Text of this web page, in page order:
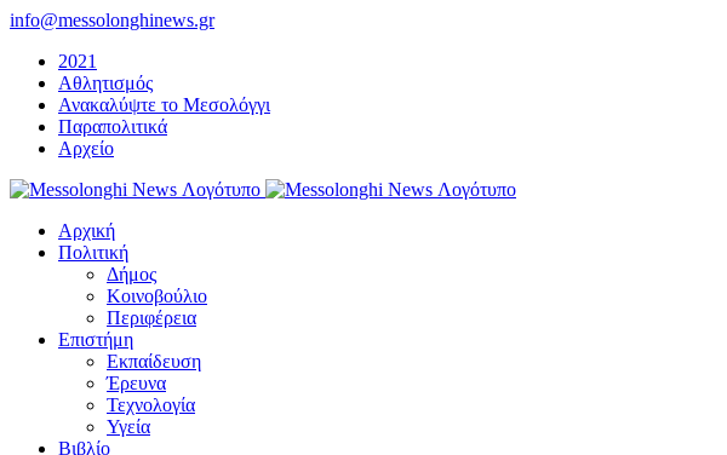
Μετάβαση
περιεχόμενο
info@messolonghinews.gr
2021
Αθλητισμός
Ανακαλύψτε το Μεσολόγγι
Παραπολιτικά
Αρχείο
Αρχική
Πολιτική
Δήμος
Κοινοβούλιο
Περιφέρεια
Επιστήμη
Εκπαίδευση
Έρευνα
Τεχνολογία
Υγεία
Βιβλίο